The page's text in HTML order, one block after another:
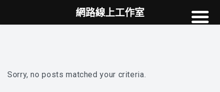
高雄網頁設計
Sorry, no posts matched your criteria.
網路線上工作室